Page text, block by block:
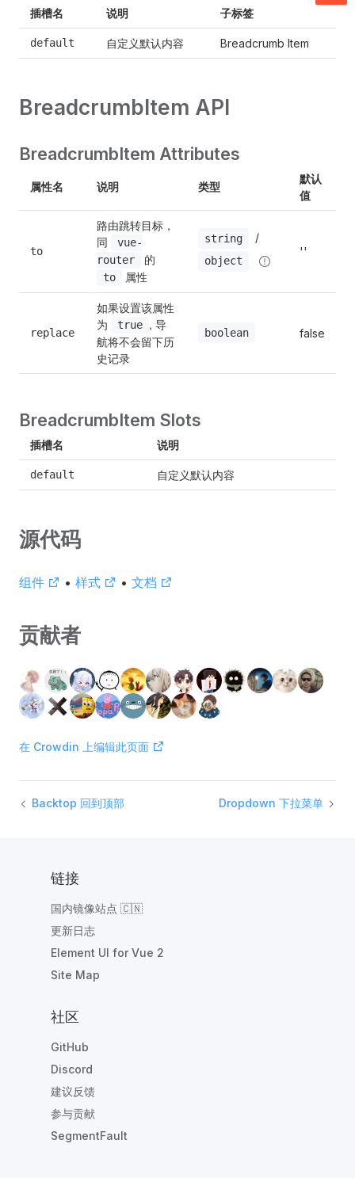
插槽名 说明 子标签
default 自定义默认内容 Breadcrumb Item
BreadcrumbItem API
BreadcrumbItem Attributes
属性名 说明 类型
默认
值
to
路由跳转目标，
同
vue-
router
to 属性
string /
object
''
replace
如果设置该属性
为
true , 导
航将不会留下历
史记录
boolean false
BreadcrumbItem Slots
插槽名 说明
default 自定义默认内容
源代码
组件 • 样式 • 文档
贡献者
在 Crowdin 上编辑此页面
Backtop 回到顶部 Dropdown 下拉菜单
链接
国内镜像站点 🇨🇳
更新日志
Element UI for Vue 2
Site Map
社区
GitHub
Discord
建议反馈
参与贡献
SegmentFault